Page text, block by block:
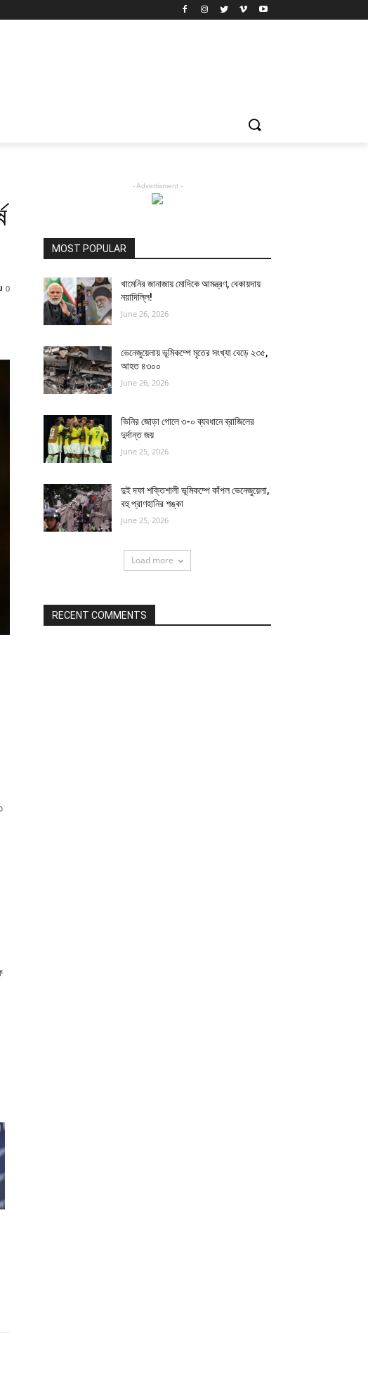
0
- Advertisment -
MOST POPULAR
খামেনির জানাজায় মোদিকে আমন্ত্রণ, বেকায়দায়
নয়াদিল্লি!
June 26, 2026
ভেনেজুয়েলায় ভূমিকম্পে মৃতের সংখ্যা বেড়ে ২৩৫,
আহত ৪৩০০
June 26, 2026
ভিনির জোড়া গোলে ৩-০ ব্যবধানে ব্রাজিলের
দুর্দান্ত জয়
June 25, 2026
দুই দফা শক্তিশালী ভূমিকম্পে কাঁপল ভেনেজুয়েলা,
বহু প্রাণহানির শঙ্কা
June 25, 2026
Load more
RECENT COMMENTS